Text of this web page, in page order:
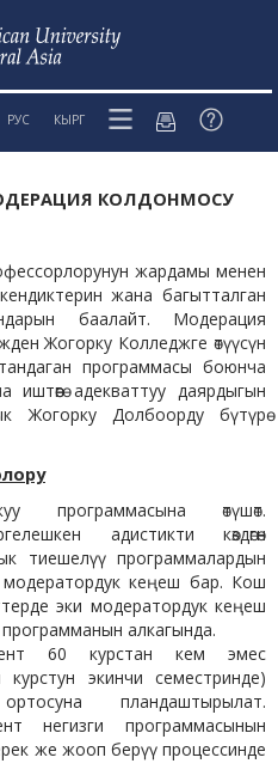
РУС КЫРГ
КОЛДОНМОСУ
жардамы менен
жана багытталган
баалайт. Модерация
Жогорку Колледжге өтүүсүн
программасы боюнча
адекваттуу даярдыгын
Жогорку Долбоорду бүтүрө
программасына өтүшөт.
адистикти көздөгөн
тиешелүү программалардын
кеңеш бар. Кош
эки модератордук кеңеш
алкагында.
60 курстан кем эмес
экинчи семестринде)
пландаштырылат.
негизги программасынын
же жооп берүү процессинде